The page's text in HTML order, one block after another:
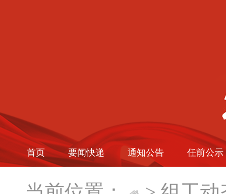
首页 要闻快递 通知公告 任前公示